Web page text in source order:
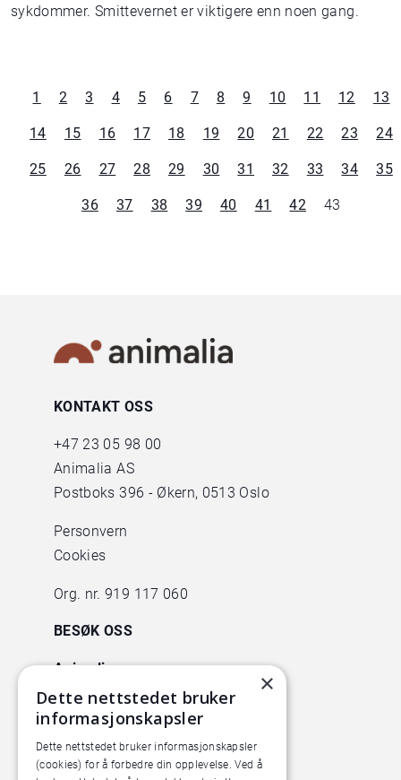
sykdommer. Smittevernet er viktigere enn noen gang.
1 2 3 4 5 6 7 8 9 10 11 12 13
14 15 16 17 18 19 20 21 22 23 24
25 26 27 28 29 30 31 32 33 34 35
36 37 38 39 40 41 42 43
KONTAKT OSS
+47 23 05 98 00
Animalia AS
Postboks 396 - Økern, 0513 Oslo
Personvern
Cookies
Org. nr. 919 117 060
BESØK OSS
Animalia
Lørenveien 38
0585 Oslo
Pilotanlegget
×
Dette nettstedet bruker
informasjonskapsler
Dette nettstedet bruker informasjonskapsler
(cookies) for å forbedre din opplevelse. Ved å